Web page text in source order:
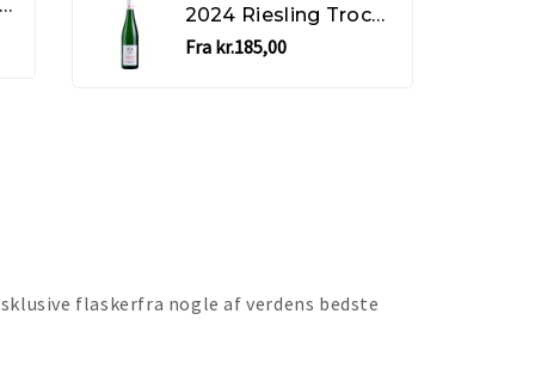
2024 Côtes du Rhône Blanc "Paralle 45" - Paul Jaboulet
2024 Roero Arneis - Franco Serra
kr.1.400,00
2024 Riesling Trocken - Selbach-Oster
Fra kr.185,00
flaskerfra nogle af verdens bedste